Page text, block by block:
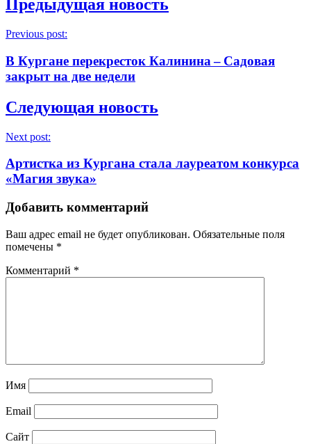
Предыдущая новость
Previous post:
В Кургане перекресток Калинина – Садовая
закрыт на две недели
Следующая новость
Next post:
Артистка из Кургана стала лауреатом конкурса
«Магия звука»
Добавить комментарий
Ваш адрес email не будет опубликован. Обязательные поля
помечены *
Комментарий *
Имя
Email
Сайт